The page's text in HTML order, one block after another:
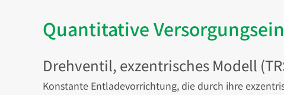
Quantitative
Drehventil, exzentrisches Modell
Konstante Entladevorrichtung, die durch ihre